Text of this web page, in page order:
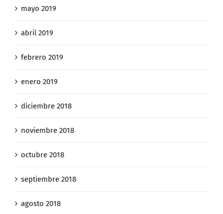
mayo 2019
abril 2019
febrero 2019
enero 2019
diciembre 2018
noviembre 2018
octubre 2018
septiembre 2018
agosto 2018